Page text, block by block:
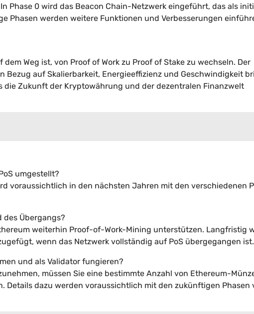
Phase 0 wird das Beacon Chain-Netzwerk eingeführt, das als
Phasen werden weitere Funktionen und Verbesserungen
Weg ist, von Proof of Work zu Proof of Stake zu wechseln. Der
Bezug auf Skalierbarkeit, Energieeffizienz und Geschwindigkeit
die Zukunft der Kryptowährung und der dezentralen Finanzwelt
umgestellt?
voraussichtlich in den nächsten Jahren mit den verschiedenen
des Übergangs?
weiterhin Proof-of-Work-Mining unterstützen. Langfristig
wenn das Netzwerk vollständig auf PoS übergegangen ist.
und als Validator fungieren?
müssen Sie eine bestimmte Anzahl von Ethereum-
dazu werden voraussichtlich mit den zukünftigen Phasen